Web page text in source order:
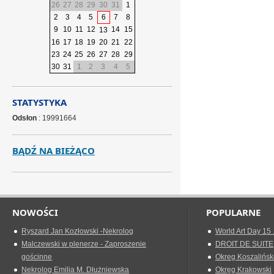
26 27 28 29 30 31
1
2
3 4 5 6 7
8
9
10 11 12 13 14 15
16 17 18 19 20 21 22
23 24 25 26 27 28 29
30 31 1 2 3 4 5
STATYSTYKA
Odsłon : 19991664
BĄDŹ NA BIEŻĄCO
NOWOŚCI
Ryszard Jan Kozłowski -Nekrolog
Malczewski w plenerze - Zaproszenie
gościnne
Nekrolog Emilia M. Dłużniewska
POPULARNE
World Art Day 15
DROIT DE SUITE
Okreg
Okręg Krakowski